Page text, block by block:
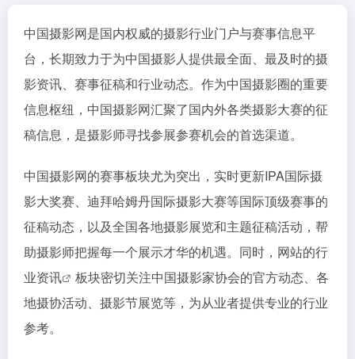
中国摄影网是国内权威的摄影行业门户与赛事信息平
台，长期致力于为中国摄影人提供最全面、最及时的摄
影资讯、赛事征稿和行业动态。作为中国摄影圈的重要
信息枢纽，中国摄影网汇聚了国内外各类摄影大赛的征
稿信息，是摄影师寻找参展参赛机会的首选渠道。
中国摄影网的赛事板块尤为突出，实时更新IPA国际摄
影大奖赛、迪拜哈姆丹国际摄影大赛等国际顶级赛事的
征稿动态，以及全国各地摄影展览和主题征稿活动，帮
助摄影师把握每一个展示才华的机遇。同时，网站的行
业资讯
板块密切关注中国摄影家协会的官方动态、各
地摄协活动、摄影节展览等，为从业者提供专业的行业
参考。